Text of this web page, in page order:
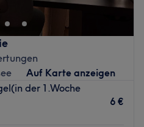
Auf Karte anzeigen
der 1.Woche
6 €